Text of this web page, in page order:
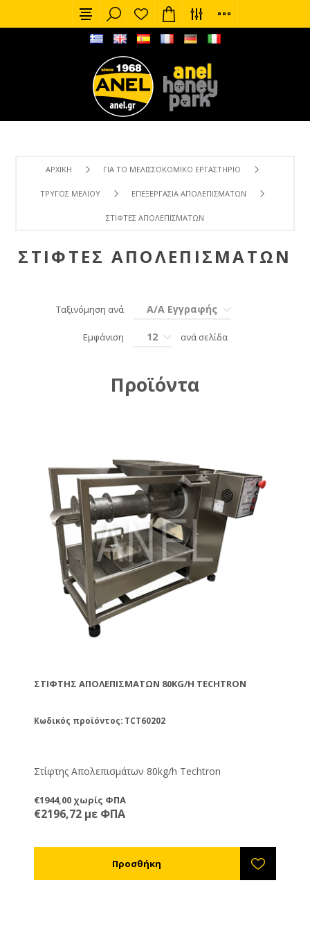
ΑΡΧΙΚΉ ΓΙΑ ΤΟ ΜΕΛΙΣΣΟΚΟΜΙΚΌ ΕΡΓΑΣΤΉΡΙΟ
ΤΡΎΓΟΣ ΜΕΛΙΟΎ ΕΠΕΞΕΡΓΑΣΊΑ ΑΠΟΛΕΠΙΣΜΆΤΩΝ
ΣΤΊΦΤΕΣ ΑΠΟΛΕΠΙΣΜΆΤΩΝ
ΣΤΊΦΤΕΣ ΑΠΟΛΕΠΙΣΜΆΤΩΝ
Ταξινόμηση ανά Α/Α Εγγραφής
Εμφάνιση 12 ανά σελίδα
Προϊόντα
ΣΤΊΦΤΗΣ ΑΠΟΛΕΠΙΣΜΆΤΩΝ 80KG/H TECHTRON
Κωδικός προϊόντος: TCT60202
Στίφτης Απολεπισμάτων 80kg/h Techtron
€1944,00 χωρίς ΦΠΑ
€2196,72 με ΦΠΑ